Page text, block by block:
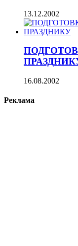
13.12.2002
16.08.2002
Реклама